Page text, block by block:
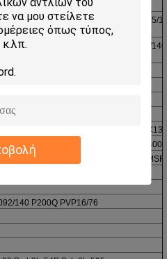
120/140/145
BPV35/50/70/100/200 B2PV35/50/75/
160 BMV50/55/75/105 BMF35/75/105/
130/135/145
172/270 NX15 BE725
96/120/128/146/150/170/210
1/3/6/7/220-2/3/320 HD450V LUCAS400/
PSVS-90C Psvl-54 KYB87, KMF90
140 P200Q PVP16/76